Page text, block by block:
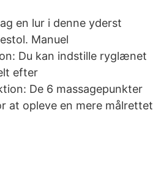
en lur i denne yderst
Manuel
Du kan indstille ryglænet
efter
De 6 massagepunkter
at opleve en mere målrettet